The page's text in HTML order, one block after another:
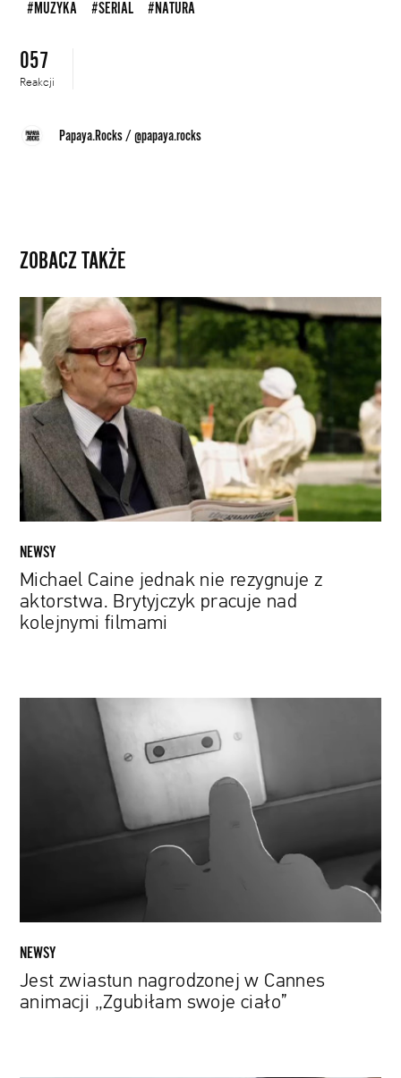
#MUZYKA #SERIAL #NATURA
057
Reakcji
Papaya.Rocks/@papaya.rocks
ZOBACZ TAKŻE
Michael
jednak
nie
rezygnuje
z
aktorstwa.
Brytyjczyk
pracuje
nad
kolejnymi
filmami
NEWSY
Michael Caine jednak nie rezygnuje z
aktorstwa. Brytyjczyk pracuje nad
kolejnymi filmami
NEWSY
Jest zwiastun nagrodzonej w Cannes
animacji „Zgubiłam swoje ciało”